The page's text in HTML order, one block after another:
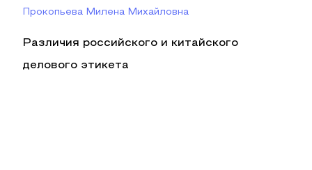
Прокопьева Милена Михайловна
Различия российского и китайского
делового этикета